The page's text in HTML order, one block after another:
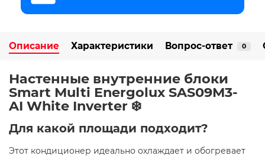
Описание Характеристики Вопрос-ответ 0
Настенные внутренние блоки
Smart Multi Energolux SAS09M3-
AI White Inverter ❄️
Для какой площади подходит?
Этот кондиционер идеально охлаждает и обогревает